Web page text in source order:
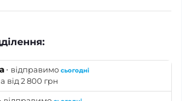
· відправимо сьогодні
від 2 800 грн